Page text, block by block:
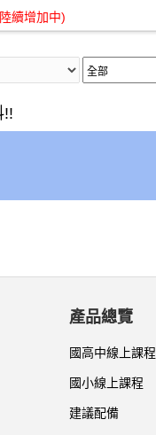
續增加中)
!!
產品總覽
國高中線上課程
國小線上課程
建議配備